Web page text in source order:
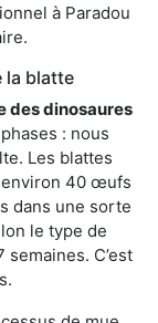
à Paradou
la blatte
des dinosaures
: nous
Les blattes
environ 40 œufs
dans une sorte
le type de
C’est